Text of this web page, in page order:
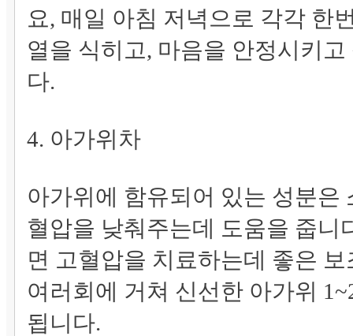
요, 매일 아침 저녁으로 각각 한
열을 식히고, 마음을 안정시키
다.
4. 아가위차
아가위에 함유되어 있는 성분은
혈압을 낮춰주는데 도움을 줍니
면 고혈압을 치료하는데 좋은
여러회에 거쳐 신선한 아가위
됩니다.